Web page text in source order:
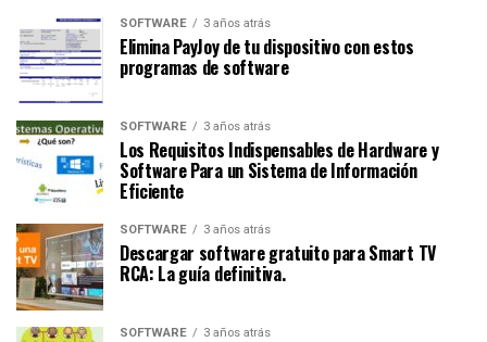
SOFTWARE 3 años atrás
Elimina PayJoy de tu dispositivo con estos
programas de software
SOFTWARE 3 años atrás
Los Requisitos Indispensables de Hardware y
Software Para un Sistema de Información
Eficiente
SOFTWARE 3 años atrás
Descargar software gratuito para Smart TV
RCA: La guía definitiva.
SOFTWARE 3 años atrás